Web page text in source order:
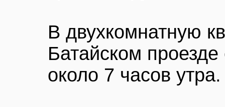
В двухкомнатную
Батайском
около 7 часов утра.